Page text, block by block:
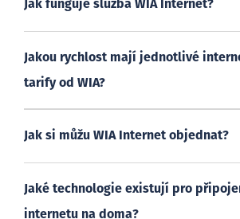
Jak funguje služba WIA Internet?
Jakou rychlost mají jednotlivé
tarify od WIA?
Jak si můžu WIA Internet objednat?
Jaké technologie existují pro
internetu na doma?